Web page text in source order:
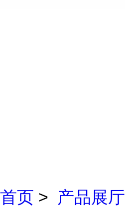
首页 > 产品展厅